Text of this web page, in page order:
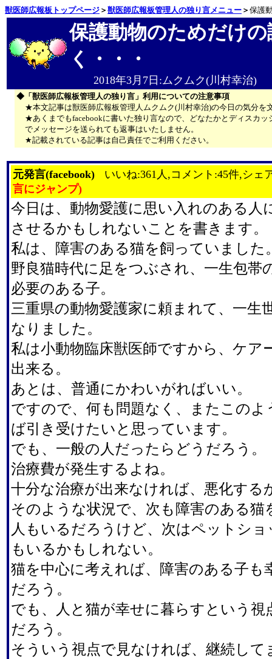
獣医師広報板トップページ ＞ 獣医師広報板管理人の独り言メニュー ＞ 保護
保護動物のためだけ
く・・・
2018年3月7日:ムクムク(川村幸治)
◆「獣医師広報板管理人の独り言」利用についての注意事項
★本文記事は獣医師広報板管理人ムクムク(川村幸治)の今日の気分を
★あくまでもfacebookに書いた独り言なので、どなたかとディスカ
でメッセージを送られても返事はいたしません。
★記載されている記事は自己責任でご利用ください。
元発言(facebook)
いいね:361人,コメント:45件,シェ
言にジャンプ)
今日は、動物愛護に思い入れのある人
させるかもしれないことを書きます。
私は、障害のある猫を飼っていました
野良猫時代に足をつぶされ、一生包帯
必要のある子。
三重県の動物愛護家に頼まれて、一生
なりました。
私は小動物臨床獣医師ですから、ケア
出来る。
あとは、普通にかわいがればいい。
ですので、何も問題なく、またこのよ
ば引き受けたいと思っています。
でも、一般の人だったらどうだろう。
治療費が発生するよね。
十分な治療が出来なければ、悪化する
そのような状況で、次も障害のある猫
人もいるだろうけど、次はペットシ
もいるかもしれない。
猫を中心に考えれば、障害のある子も
だろう。
でも、人と猫が幸せに暮らすという視
だろう。
そういう視点で見なければ、継続して